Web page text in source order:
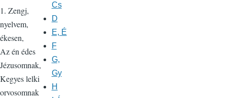
1. Zengj,
nyelvem,
ékesen,
Az én édes
Jézusomnak,
Kegyes lelki
orvosomnak
Cs
D
E, É
F
G,
Gy
H